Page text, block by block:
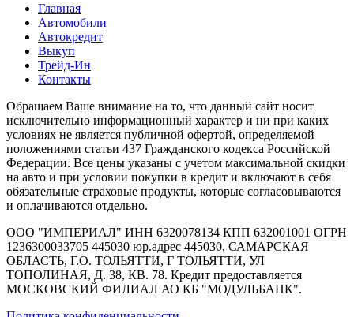
Главная
Автомобили
Автокредит
Выкуп
Трейд-Ин
Контакты
Обращаем Ваше внимание на то, что данный сайт носит
исключительно информационный характер и ни при каких
условиях не является публичной офертой, определяемой
положениями статьи 437 Гражданского кодекса Российской
Федерации. Все цены указаны с учетом максимальной скидки
на авто и при условии покупки в кредит и включают в себя
обязательные страховые продукты, которые согласовываются
и оплачиваются отдельно.
ООО "ИМПЕРИАЛ" ИНН 6320078134 КПП 632001001 ОГРН
1236300033705 445030 юр.адрес 445030, САМАРСКАЯ
ОБЛАСТЬ, Г.О. ТОЛЬЯТТИ, Г ТОЛЬЯТТИ, УЛ
ТОПОЛИНАЯ, Д. 38, КВ. 78. Кредит предоставляется
МОСКОВСКИЙ ФИЛИАЛ АО КБ "МОДУЛЬБАНК".